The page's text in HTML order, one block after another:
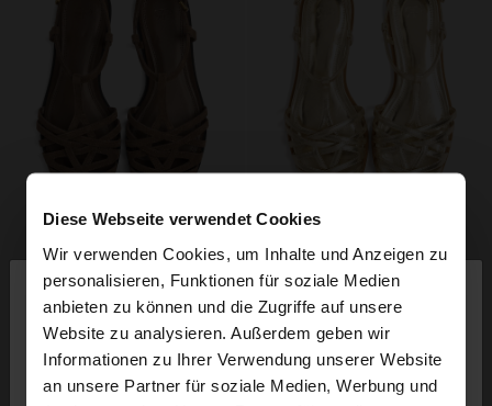
Diese Webseite verwendet Cookies
Wir verwenden Cookies, um Inhalte und Anzeigen zu
personalisieren, Funktionen für soziale Medien
anbieten zu können und die Zugriffe auf unsere
Website zu analysieren. Außerdem geben wir
Informationen zu Ihrer Verwendung unserer Website
an unsere Partner für soziale Medien, Werbung und
hallo
Sie greifen von Austria auf die Website zu.
Möchten Sie unsere United States Website